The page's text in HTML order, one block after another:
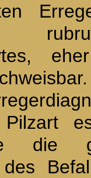
des